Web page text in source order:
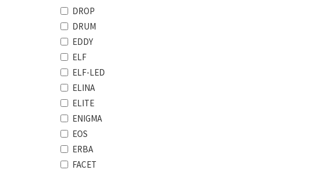
DROP
DRUM
EDDY
ELF
ELF-LED
ELINA
ELITE
ENIGMA
EOS
ERBA
FACET